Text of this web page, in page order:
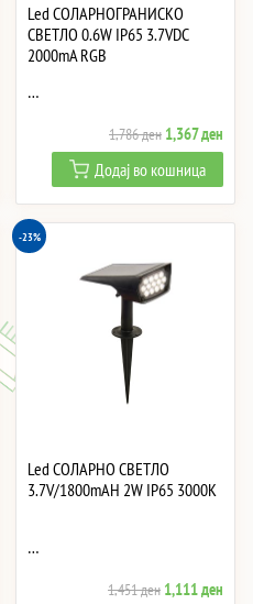
ден.
Led СОЛАРНОГРАНИСКО
СВЕТЛО 0.6W IP65 3.7VDC
2000mA RGB
…
1,786ден Original
price
was:
1,786 ден.
1,367ден
price
is:
Додај во кошница
-23%
Led СОЛАРНО СВЕТЛО
3.7V/1800mAH 2W IP65 3000K
…
1,451ден Original
1,111ден